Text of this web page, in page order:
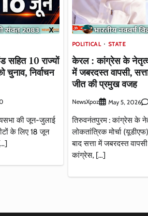
सहित 10 राज्यों
निर्वाचन
की जून-जुलाई
के लिए 18 जून
POLITICAL STATE
केरल : कांग्रेस के
में जबरदस्त वापसी,
जीत की प्रमुख वजह
NewsXpoz May 5, 2026
तिरुवनंतपुरम : कांग्रेस के
लोकतांत्रिक मोर्चा
बाद सत्ता में जबरदस्त
कांग्रेस, […]